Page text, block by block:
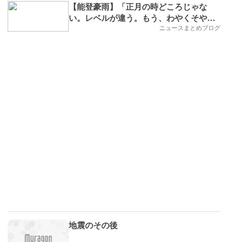
【能登豪雨】「正月の時どころじゃな
い。レベルが違う。もう、わやくそや」
濁流に土砂崩落、住民ら眠れぬ夜石川
ニュースまとめブログ
地震のその後